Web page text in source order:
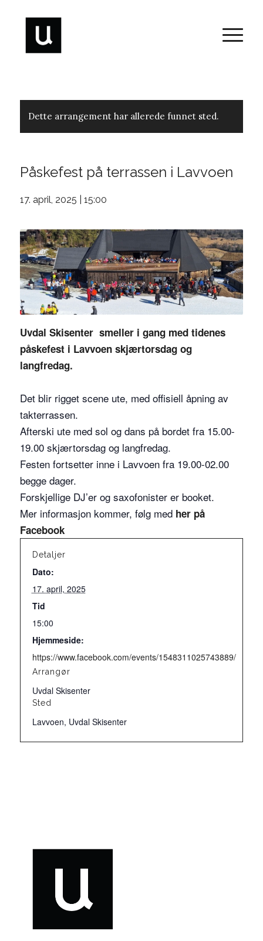
Dette arrangement har allerede funnet sted.
Påskefest på terrassen i Lavvoen
17. april, 2025 | 15:00
Uvdal Skisenter smeller i gang med tidenes
påskefest i Lavvoen skjærtorsdag og
langfredag.
Det blir rigget scene ute, med offisiell åpning av
takterrassen.
Afterski ute med sol og dans på bordet fra 15.00-
19.00 skjærtorsdag og langfredag.
Festen fortsetter inne i Lavvoen fra 19.00-02.00
begge dager.
Forskjellige DJ’er og saxofonister er booket.
Mer informasjon kommer, følg med her på
Facebook
Detaljer
Dato:
17. april, 2025
Tid
15:00
Hjemmeside:
https://www.facebook.com/events/1548311025743889/
Arrangør
Uvdal Skisenter
Sted
Lavvoen, Uvdal Skisenter